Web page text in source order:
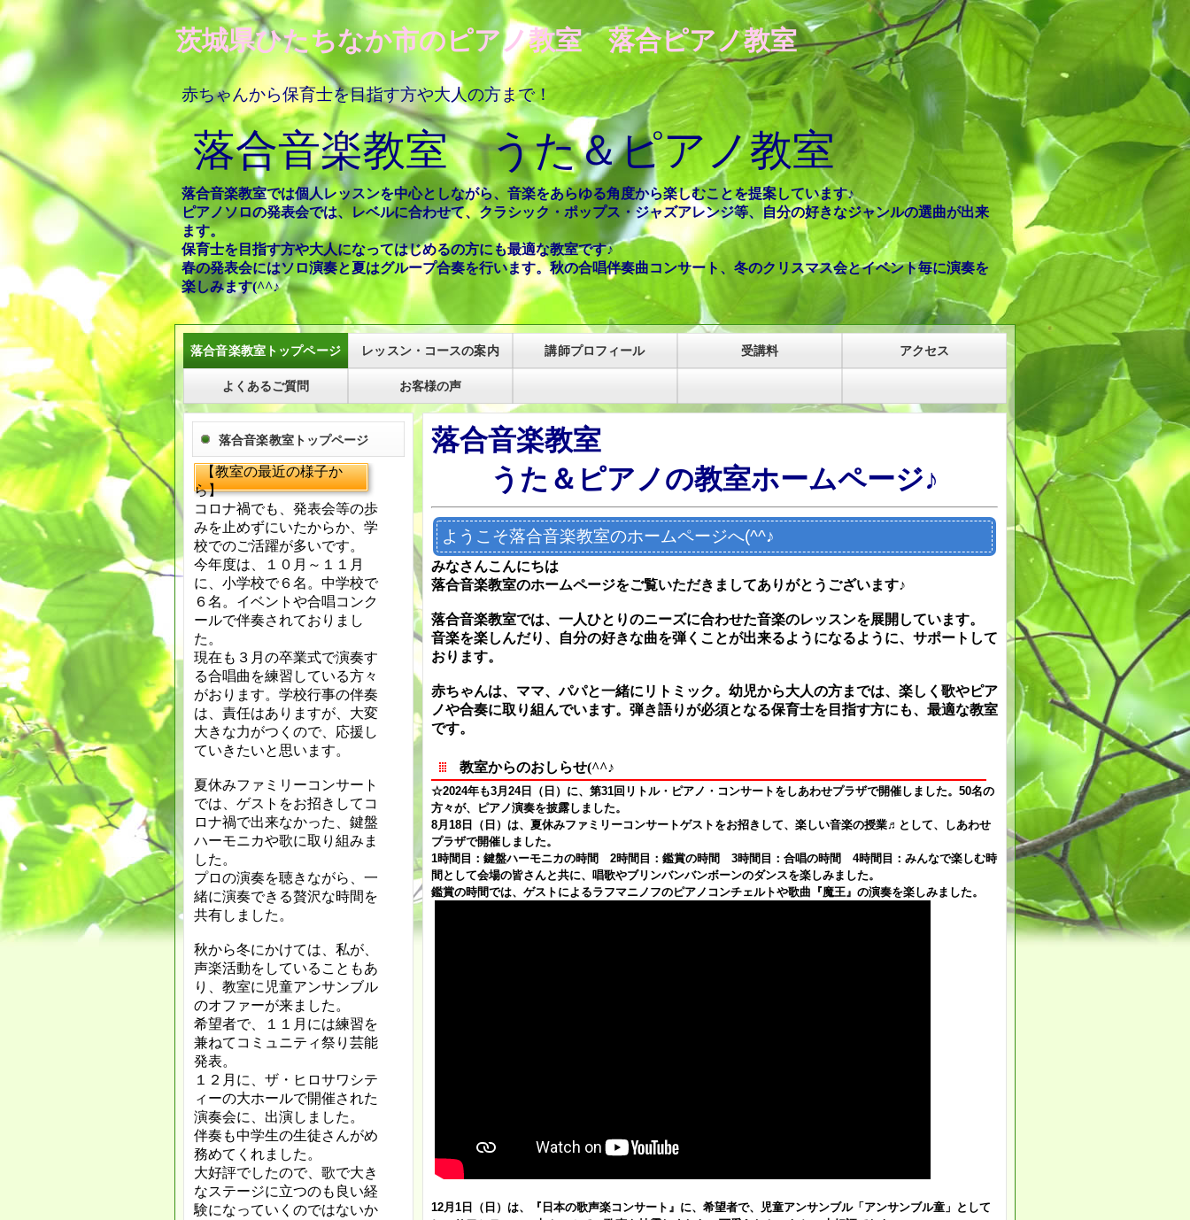
茨城県ひたちなか市のピアノ教室 落合ピアノ教室
赤ちゃんから保育士を目指す方や大人の方まで！
落合音楽教室 うた＆ピアノ教室
落合音楽教室では個人レッスンを中心としながら、音楽をあらゆる角度から楽しむことを提案しています♪
ピアノソロの発表会では、レベルに合わせて、クラシック・ポップス・ジャズアレンジ等、 自分の好きなジャンルの選曲が出来
ます。
保育士を目指す方や大人になってはじめるの方にも最適な教室です♪
春の発表会にはソロ演奏と夏はグループ合奏を行います。秋の合唱伴奏曲コンサート、冬のクリスマス会とイベント毎に演奏を
楽しみます(^^♪
落合音楽教室トップページ レッスン・コースの案内 講師プロフィール 受講料 アクセス
よくあるご質問 お客様の声
落合音楽教室トップページ
【教室の最近の様子か
ら】
コロナ禍でも、発表会等の歩
みを止めずにいたからか、学
校でのご活躍が多いです。
今年度は、１０月～１１月
に、小学校で６名。中学校で
６名。イベントや合唱コンク
ールで伴奏されておりまし
た。
現在も３月の卒業式で演奏す
る合唱曲を練習している方々
がおります。学校行事の伴奏
は、責任はありますが、大変
大きな力がつくので、応援し
ていきたいと思います。
夏休みファミリーコンサート
では、ゲストをお招きしてコ
ロナ禍で出来なかった、鍵盤
ハーモニカや歌に取り組みま
した。
プロの演奏を聴きながら、一
緒に演奏できる贅沢な時間を
共有しました。
秋から冬にかけては、私が、
声楽活動をしていることもあ
り、教室に児童アンサンブル
のオファーが来ました。
希望者で、１１月には練習を
兼ねてコミュニティ祭り芸能
発表。
１２月に、ザ・ヒロサワシテ
ィーの大ホールで開催された
演奏会に、出演しました。
伴奏も中学生の生徒さんがめ
務めてくれました。
大好評でしたので、歌で大き
なステージに立つのも良い経
験になっていくのではないか
落合音楽教室
うた＆ピアノの教室ホームページ♪
ようこそ落合音楽教室のホームページへ(^^♪
みなさんこんにちは
落合音楽教室のホームページをご覧いただきましてありがとうございます♪
落合音楽教室では、一人ひとりのニーズに合わせた音楽のレッスンを展開しています。
音楽を楽しんだり、自分の好きな曲を弾くことが出来るようになるように、サポートして
おります。
赤ちゃんは、ママ、パパと一緒にリトミック。幼児から大人の方までは、楽しく歌やピア
ノや合奏に取り組んでいます。弾き語りが必須となる保育士を目指す方にも、最適な教室
です。
教室からのおしらせ(^^♪
☆2024年も3月24日（日） に、第31回リトル・ピアノ・コンサートをしあわせプラザで開催しました。50名の
方々が、ピアノ演奏を披露しました。
8月18日（日）は、夏休みファミリーコンサートゲストをお招きして、楽しい音楽の授業♬として、しあわせ
プラザで開催しました。
1時間目：鍵盤ハーモニカの時間 2時間目：鑑賞の時間 3時間目：合唱の時間 4時間目：みんなで楽しむ時
間として会場の皆さんと共に、唱歌やブリンバンバンボーンのダンスを楽しみました。
鑑賞の時間では、ゲストによるラフマニノフのピアノコンチェルトや歌曲『魔王』の演奏を楽しみました。
12月1日（日）は、『日本の歌声楽コンサート』に、希望者で、児童アンサンブル「アンサンブル童」として